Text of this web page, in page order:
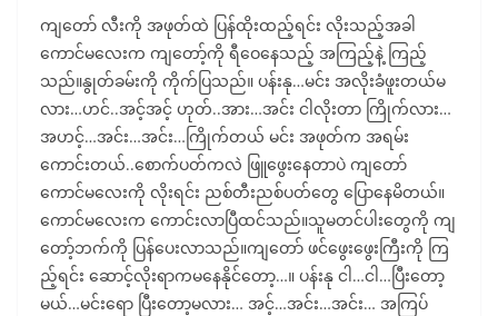
ကျတော် လီးကို အဖုတ်ထဲ ပြန်ထိုးထည့်ရင်း လိုးသည့်အခါ
ကောင်မလေးက ကျတော့်ကို ရီဝေနေသည့် အကြည့်နဲ့ ကြည့်
သည်။နွုတ်ခမ်းကို ကိုက်ပြသည်။ ပန်းနု…မင်း အလိုးခံဖူးတယ်မ
လား…ဟင်..အင့်အင့် ဟုတ်..အား…အင်း ငါလိုးတာ ကြိုက်လား…
အဟင့်…အင်း…အင်း…ကြိုက်တယ် မင်း အဖုတ်က အရမ်း
ကောင်းတယ်..စောက်ပတ်ကလဲ ဖြူဖွေးနေတာပဲ ကျတော်
ကောင်မလေးကို လိုးရင်း ညစ်တီးညစ်ပတ်တွေ ပြောနေမိတယ်။
ကောင်မလေးက ကောင်းလာပြီထင်သည်။သူမတင်ပါးတွေကို ကျ
တော့်ဘက်ကို ပြန်ပေးလာသည်။ကျတော် ဖင်ဖွေးဖွေးကြီးကို ကြ
ည့်ရင်း ဆောင့်လိုးရာကမနေနိုင်တော့…။ ပန်းနု ငါ…ငါ…ပြီးတော့
မယ်…မင်းရော ပြီးတော့မလား… အင့်…အင်း…အင်း… အကြပ်